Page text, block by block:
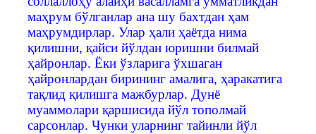
маҳрум бўлганлар ана шу бахтдан ҳам
маҳрумдирлар. Улар ҳали ҳаётда нима
қилишни, қайси йўлдан юришни билмай
ҳайронлар. Ёки ўзларига ўхшаган
ҳайронлардан бирининг амалига, ҳаракатига
тақлид қилишга мажбурлар. Дунё
муаммолари қаршисида йўл тополмай
сарсонлар. Чунки уларнинг тайинли йўл